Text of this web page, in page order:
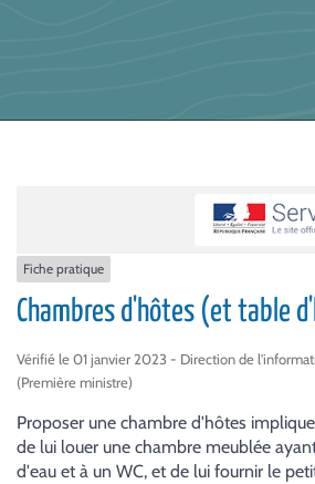
Fiche pratique
Chambres d'hôtes (et table
Vérifié le 01 janvier 2023 - Direction de
(Première ministre)
Proposer une chambre d'hôtes
de lui louer une chambre meublée
d'eau et à un WC, et de lui fournir le